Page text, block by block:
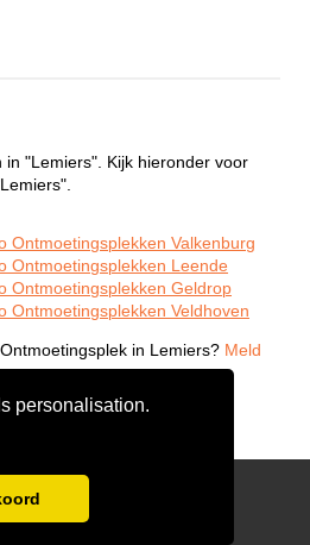
personalisation.
"Lemiers". Kijk hieronder voor
Ontmoetingsplekken Valkenburg
Ontmoetingsplekken Leende
Ontmoetingsplekken Geldrop
Ontmoetingsplekken Veldhoven
in Lemiers? Meld